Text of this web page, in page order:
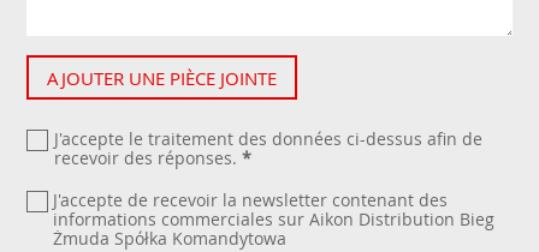
AJOUTER UNE PIÈCE JOINTE
J'accepte le traitement des données ci-dessus afin de
recevoir des réponses. *
J'accepte de recevoir la newsletter contenant des
informations commerciales sur Aikon Distribution Bieg
Żmuda Spółka Komandytowa